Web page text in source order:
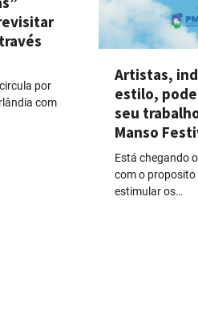
por
com
Artistas,
estilo,
seu
Manso
Está chegando
com o proposito
estimular os…